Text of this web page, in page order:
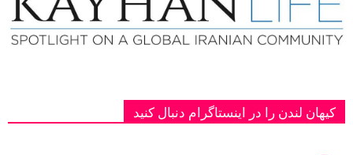
کیهان لندن را در اینستاگرام دنبال کنید